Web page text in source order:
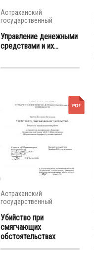
Астраханский
государственный
Управление денежными
средствами и их...
Астраханский
государственный
Убийство при
смягчающих
обстоятельствах